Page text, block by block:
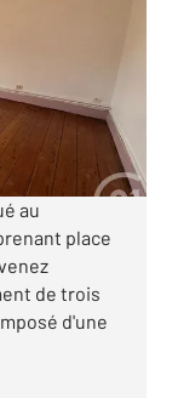
au
place
de trois
d'une